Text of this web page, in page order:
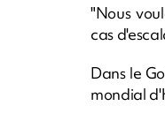
"Nous
cas
Dans le
mondial